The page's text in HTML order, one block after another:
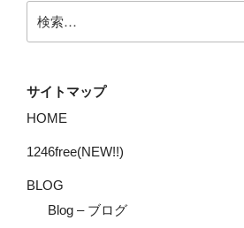
索:
サイトマップ
HOME
1246free(NEW!!)
BLOG
Blog – ブログ